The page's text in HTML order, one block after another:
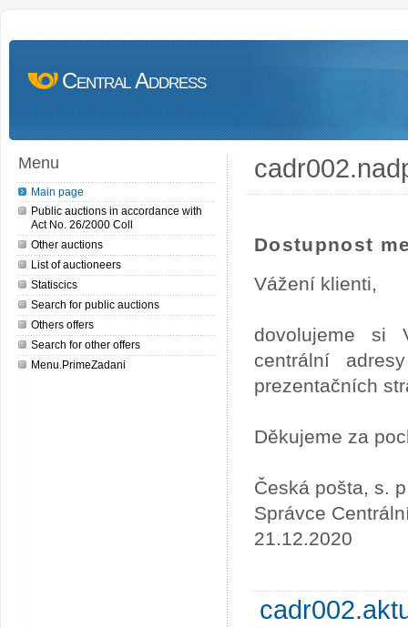
Central Address
Menu
Main page
Public auctions in accordance with
Act No. 26/2000 Coll
Other auctions
List of auctioneers
Statiscics
Search for public auctions
Others offers
Search for other offers
Menu.PrimeZadani
Dostupnost
Vážení klienti,
dovolujeme si
centrální
prezentačních
Děkujeme za
Česká pošta, s.
Správce
21.12.2020